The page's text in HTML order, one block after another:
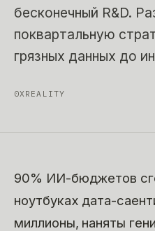
бесконечный R&D.
поквартальную
грязных данных до
0XREALITY
90% ИИ-бюджетов
ноутбуках дата-
миллионы, наняты